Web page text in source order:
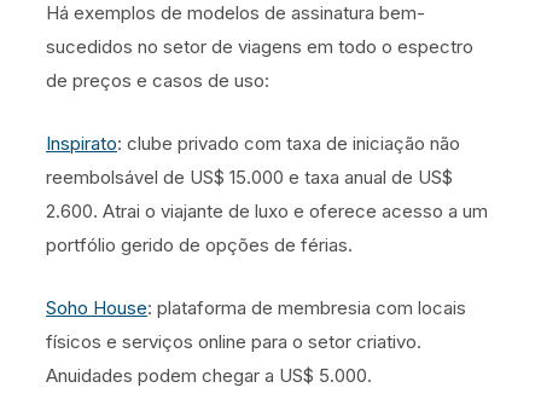
Há exemplos de modelos de assinatura bem-
sucedidos no setor de viagens em todo o espectro
de preços e casos de uso:
Inspirato: clube privado com taxa de iniciação não
reembolsável de US$ 15.000 e taxa anual de US$
2.600. Atrai o viajante de luxo e oferece acesso a um
portfólio gerido de opções de férias.
Soho House: plataforma de membresia com locais
físicos e serviços online para o setor criativo.
Anuidades podem chegar a US$ 5.000.